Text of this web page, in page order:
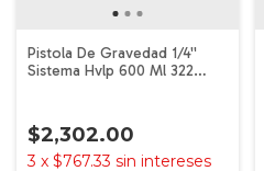
Pistola De Gravedad 1/4''
Sistema Hvlp 600 Ml 322
$2,302.00
3 x $767.33 sin intereses